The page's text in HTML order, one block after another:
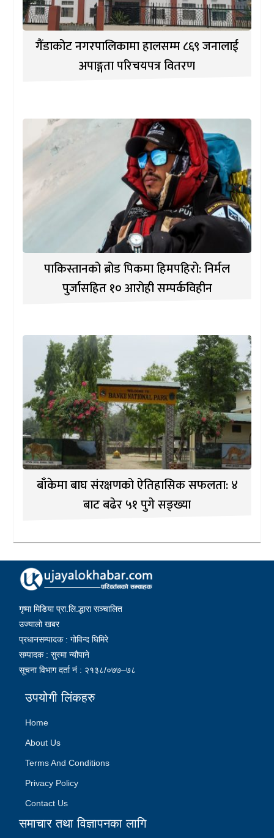
गैंडाकोट नगरपालिकामा हालसम्म ८६९ जनालाई
अपाङ्गता परिचयपत्र वितरण
पाकिस्तानको ब्रोड पिकमा हिमपहिरो: निर्मल
पुर्जासहित १० आरोही सम्पर्कविहीन
बाँकेमा बाघ संरक्षणको ऐतिहासिक सफलता: ४
बाट बढेर ५१ पुगे सङ्ख्या
गृष्मा मिडिया प्रा.लि.द्धारा सञ्चालित
उज्यालो खबर
प्रधानसम्पादक : गोविन्द घिमिरे
सम्पादक : सुस्मा न्यौपाने
सूचना विभाग दर्ता नं : २१३८/०७७–७८
उपयोगी लिंकहरु
Home
About Us
Terms And Conditions
Privacy Policy
Contact Us
समाचार तथा विज्ञापनका लागि